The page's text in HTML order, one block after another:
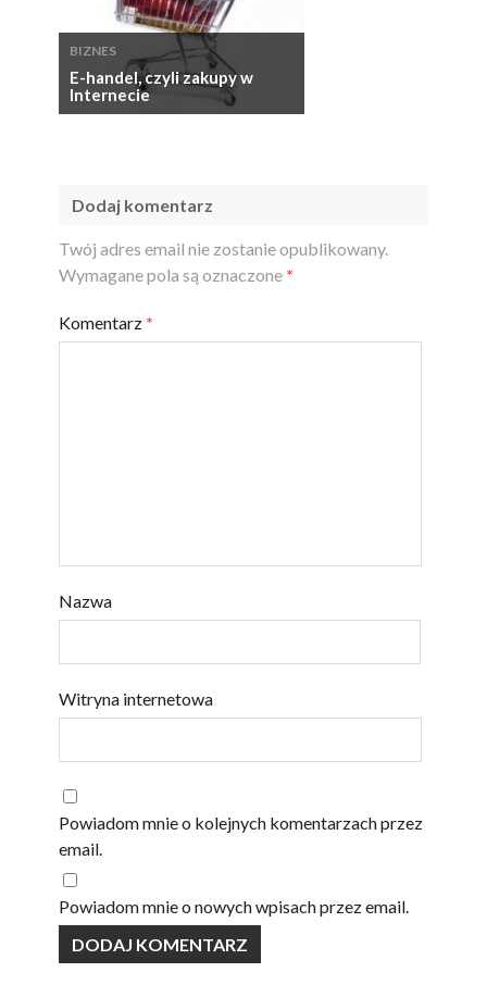
BIZNES
E-handel, czyli zakupy w
Internecie
Dodaj komentarz
Twój adres email nie zostanie opublikowany.
Wymagane pola są oznaczone *
Komentarz *
Nazwa
Witryna internetowa
Powiadom mnie o kolejnych komentarzach przez
email.
Powiadom mnie o nowych wpisach przez email.